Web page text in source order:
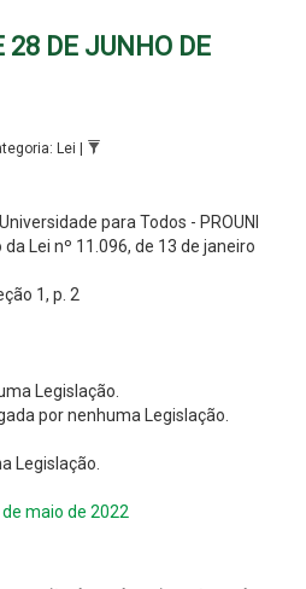
28 DE JUNHO DE
Lei |
para Todos - PROUNI
Lei nº 11.096, de 13 de janeiro
1, p. 2
Legislação.
por nenhuma Legislação.
Legislação.
de maio de 2022